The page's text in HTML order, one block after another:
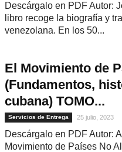
Descárgalo en PDF Autor:
libro recoge la biografía y
venezolana. En los 50...
El Movimiento de
(Fundamentos,
cubana) TOMO...
Servicios de Entrega 25 julio, 2023
Descárgalo en PDF Autor:
Movimiento de Países No